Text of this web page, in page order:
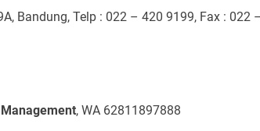
Bandung, Telp : 022 – 420 9199, Fax : 022
, WA 62811897888